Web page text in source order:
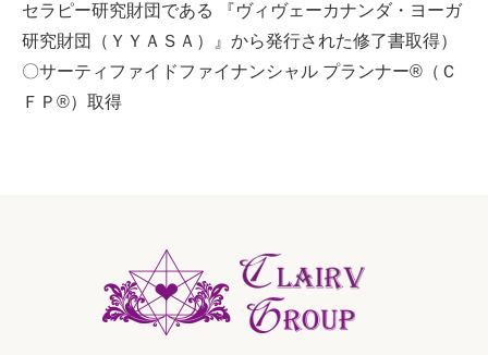
セラピー研究財団である 『ヴィヴェーカナンダ・ヨーガ
研究財団（ＹＹＡＳＡ）』から発行された修了書取得）
〇サーティファイドファイナンシャル プランナー®（Ｃ
ＦＰ®）取得